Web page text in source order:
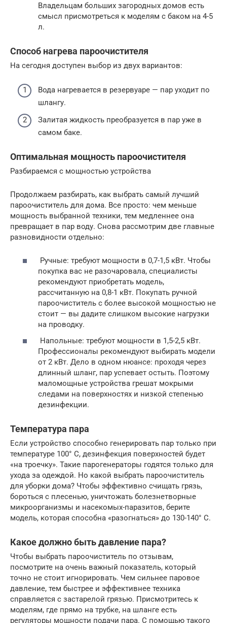
Владельцам больших загородных домов есть
смысл присмотреться к моделям с баком на 4-5
л.
Способ нагрева пароочистителя
На сегодня доступен выбор из двух вариантов:
Вода нагревается в резервуаре — пар уходит по
шлангу.
Залитая жидкость преобразуется в пар уже в
самом баке.
Оптимальная мощность пароочистителя
Разбираемся с мощностью устройства
Продолжаем разбирать, как выбрать самый лучший
пароочиститель для дома. Все просто: чем меньше
мощность выбранной техники, тем медленнее она
превращает в пар воду. Снова рассмотрим две главные
разновидности отдельно:
Ручные: требуют мощности в 0,7-1,5 кВт. Чтобы
покупка вас не разочаровала, специалисты
рекомендуют приобретать модель,
рассчитанную на 0,8-1 кВт. Покупать ручной
пароочиститель с более высокой мощностью не
стоит — вы дадите слишком высокие нагрузки
на проводку.
Напольные: требуют мощности в 1,5-2,5 кВт.
Профессионалы рекомендуют выбирать модели
от 2 кВт. Дело в одном нюансе: проходя через
длинный шланг, пар успевает остыть. Поэтому
маломощные устройства грешат мокрыми
следами на поверхностях и низкой степенью
дезинфекции.
Температура пара
Если устройство способно генерировать пар только при
температуре 100° С, дезинфекция поверхностей будет
«на троечку». Такие парогенераторы годятся только для
ухода за одеждой. Но какой выбрать пароочиститель
для уборки дома? Чтобы эффективно счищать грязь,
бороться с плесенью, уничтожать болезнетворные
микроорганизмы и насекомых-паразитов, берите
модель, которая способна «разогнаться» до 130-140° С.
Какое должно быть давление пара?
Чтобы выбрать пароочиститель по отзывам,
посмотрите на очень важный показатель, который
точно не стоит игнорировать. Чем сильнее паровое
давление, тем быстрее и эффективнее техника
справляется с застарелой грязью. Присмотритесь к
моделям, где прямо на трубке, на шланге есть
регуляторы мощности подачи пара. С помощью такого